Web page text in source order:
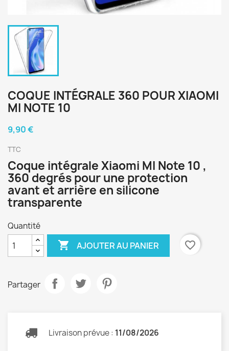
COQUE INTÉGRALE 360 POUR XIAOMI
MI NOTE 10
9,90 €
TTC
Coque intégrale Xiaomi MI Note 10 ,
360 degrés pour une protection
avant et arrière en silicone
transparente
Quantité
 AJOUTER AU PANIER favorite_border
Partager
Livraison prévue : 11/08/2026